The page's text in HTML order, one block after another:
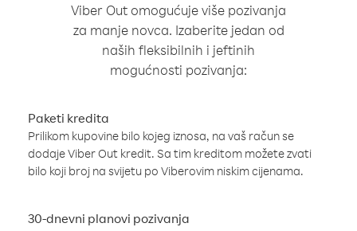
Viber Out omogućuje više pozivanja
za manje novca. Izaberite jedan od
naših fleksibilnih i jeftinih
mogućnosti pozivanja:
Paketi kredita
Prilikom kupovine bilo kojeg iznosa, na vaš račun se
dodaje Viber Out kredit. Sa tim kreditom možete zvati
bilo koji broj na svijetu po Viberovim niskim cijenama.
30-dnevni planovi pozivanja